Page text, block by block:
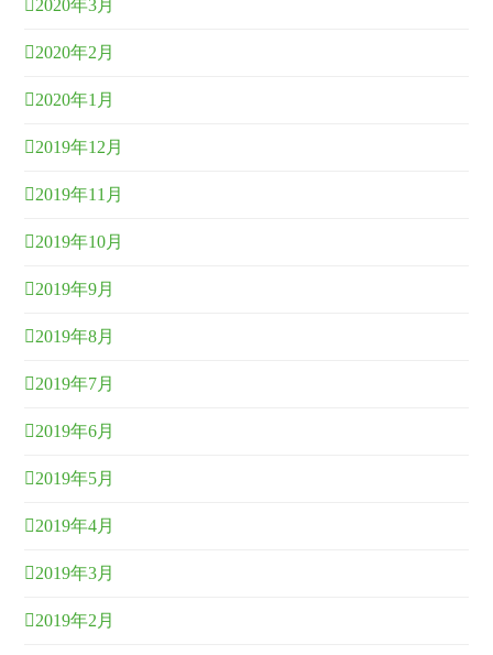
2020年3月
2020年2月
2020年1月
2019年12月
2019年11月
2019年10月
2019年9月
2019年8月
2019年7月
2019年6月
2019年5月
2019年4月
2019年3月
2019年2月